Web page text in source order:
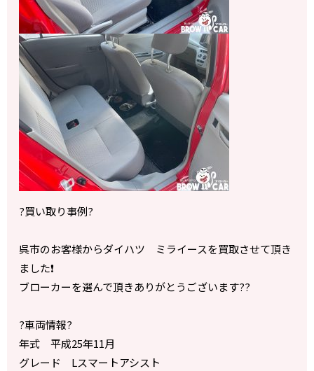
?買い取り事例?
呉市のお客様からダイハツ ミライースを買取させて頂き
ました❗️
ブローカーを選んで頂きありがとうございます??
?車両情報?
年式 平成25年11月
グレード Lスマートアシスト